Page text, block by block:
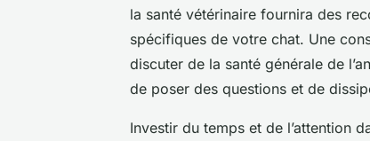
la santé vétérinaire fournira des
spécifiques de votre chat. Une
discuter de la santé générale de
de poser des questions et de
Investir du temps et de l’attention